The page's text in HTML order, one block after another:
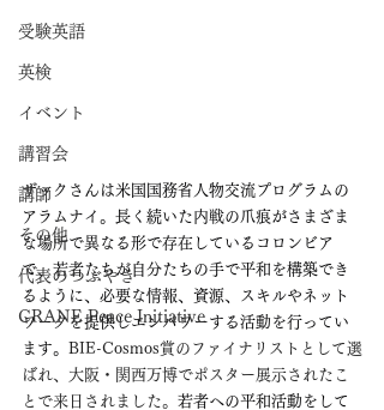
受験英語
英検
イベント
講習会
講師
その他
代表のつぶやき
CRANE Peace Initiative
ザックさんは米国国務省人物交流プログラムの
アラムナイ。長く続いた内戦の爪痕がさまざま
な場所で異なる形で存在しているコロンビア
で、若者たちが自分たちの手で平和を構築でき
るように、必要な情報、資源、スキルやネット
ワークを提供しエンパワーする活動を行ってい
ます。 BIE-Cosmos賞のファイナリストとして選
ばれ、大阪・関西万博でポスター展示されたこ
とで来日されました。 若者への平和活動をして